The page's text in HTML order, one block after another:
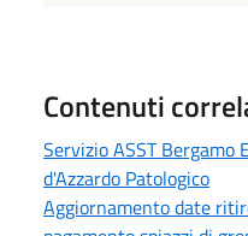
Contenuti
Servizio ASST
d'Azzardo Patologico
Aggiornamento date